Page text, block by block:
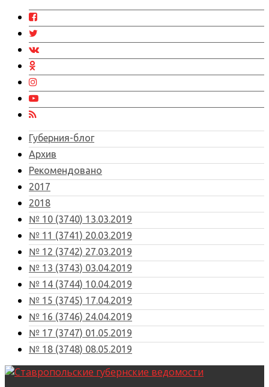
Губерния-блог
Архив
Рекомендовано
2017
2018
№ 10 (3740) 13.03.2019
№ 11 (3741) 20.03.2019
№ 12 (3742) 27.03.2019
№ 13 (3743) 03.04.2019
№ 14 (3744) 10.04.2019
№ 15 (3745) 17.04.2019
№ 16 (3746) 24.04.2019
№ 17 (3747) 01.05.2019
№ 18 (3748) 08.05.2019